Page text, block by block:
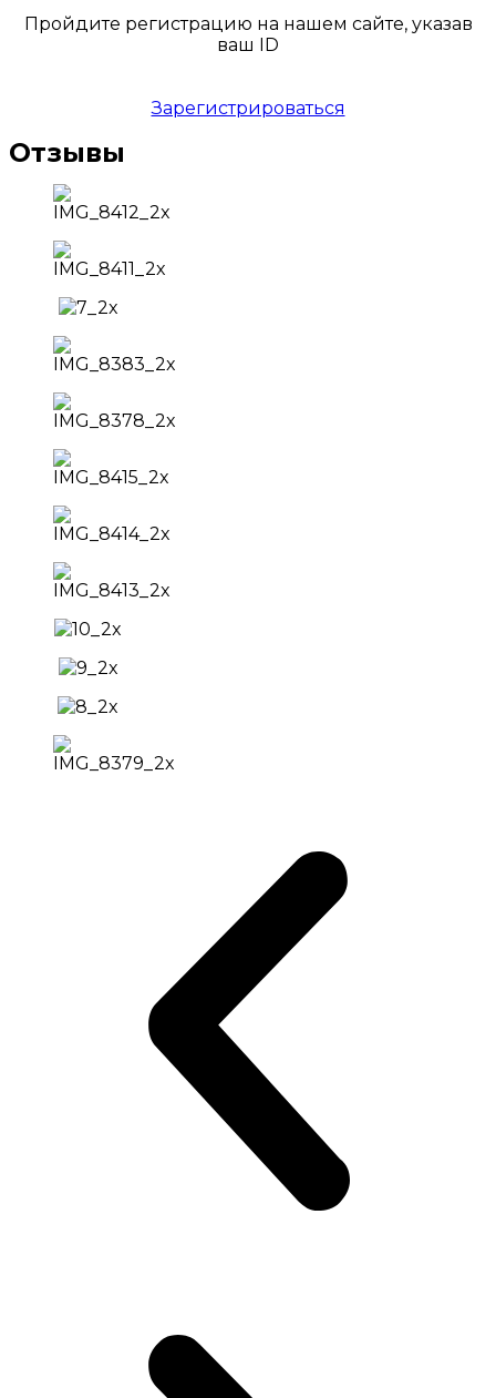
Пройдите регистрацию на нашем сайте, указав
ваш ID
Зарегистрироваться
Отзывы